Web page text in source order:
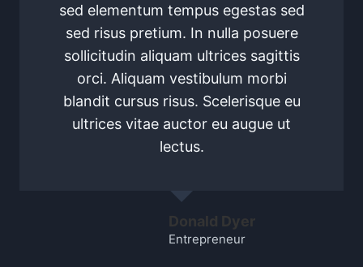
sed elementum tempus egestas sed
sed risus pretium. In nulla posuere
sollicitudin aliquam ultrices sagittis
orci. Aliquam vestibulum morbi
blandit cursus risus. Scelerisque eu
ultrices vitae auctor eu augue ut
lectus.
Donald Dyer
Entrepreneur